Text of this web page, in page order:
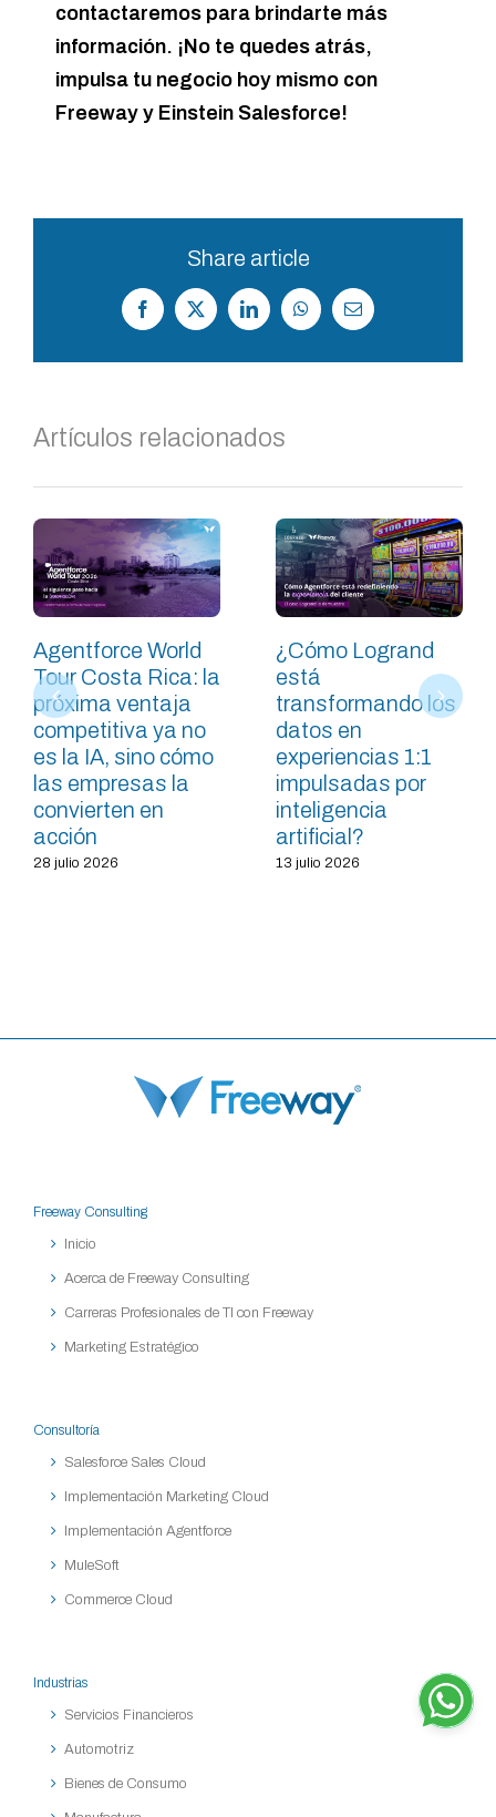
contactaremos para brindarte más
información. ¡No te quedes atrás,
impulsa tu negocio hoy mismo con
Freeway y Einstein Salesforce!
Share article
Facebook
X LinkedInWhatsApp
Correo
electrónico
Artículos relacionados
Agentforce World
Tour Costa Rica: la
próxima ventaja
competitiva ya no
es la IA, sino cómo
las empresas la
convierten en
acción
28 julio 2026
¿Cómo Logrand
está
transformando los
datos en
experiencias 1:1
impulsadas por
inteligencia
artificial?
13 julio 2026
Freeway Consulting
Inicio
Acerca de Freeway Consulting
Carreras Profesionales de TI con Freeway
Marketing Estratégico
Consultoría
Salesforce Sales Cloud
Implementación Marketing Cloud
Implementación Agentforce
MuleSoft
Commerce Cloud
Industrias
Servicios Financieros
Automotriz
Bienes de Consumo